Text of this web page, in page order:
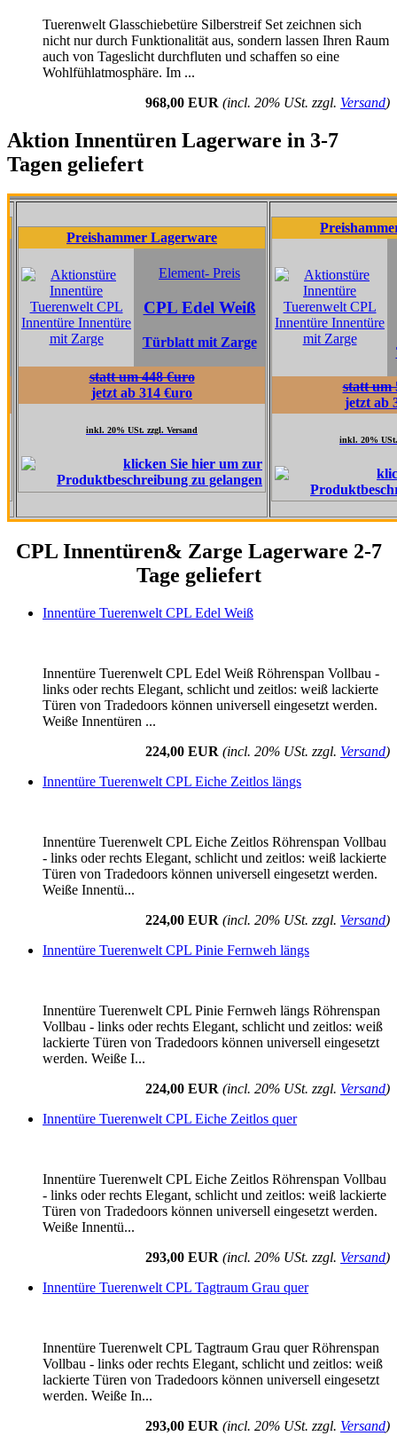
Tuerenwelt Glasschiebetüre Silberstreif Set zeichnen sich
nicht nur durch Funktionalität aus, sondern lassen Ihren Raum
auch von Tageslicht durchfluten und schaffen so eine
Wohlfühlatmosphäre. Im ...
968,00 EUR (incl. 20% USt. zzgl. Versand)
Aktion Innentüren Lagerware in 3-7
Tagen geliefert
Preishammer Lagerware
Element- Preis
CPL Edel Weiß
Türblatt mit Zarge
statt um 448 €uro
jetzt ab 314 €uro
inkl. 20% USt. zzgl. Versand
Preishammer
CPL
Türblatt
statt um 517 €uro
jetzt ab 362 €uro
inkl. 20% USt. zzgl. Versand
CPL Innentüren& Zarge Lagerware 2-7
Tage geliefert
Innentüre Tuerenwelt CPL Edel Weiß
Innentüre Tuerenwelt CPL Edel Weiß Röhrenspan Vollbau -
links oder rechts Elegant, schlicht und zeitlos: weiß lackierte
Türen von Tradedoors können universell eingesetzt werden.
Weiße Innentüren ...
224,00 EUR (incl. 20% USt. zzgl. Versand)
Innentüre Tuerenwelt CPL Eiche Zeitlos längs
Innentüre Tuerenwelt CPL Eiche Zeitlos Röhrenspan Vollbau
- links oder rechts Elegant, schlicht und zeitlos: weiß lackierte
Türen von Tradedoors können universell eingesetzt werden.
Weiße Innentü...
224,00 EUR (incl. 20% USt. zzgl. Versand)
Innentüre Tuerenwelt CPL Pinie Fernweh längs
Innentüre Tuerenwelt CPL Pinie Fernweh längs Röhrenspan
Vollbau - links oder rechts Elegant, schlicht und zeitlos: weiß
lackierte Türen von Tradedoors können universell eingesetzt
werden. Weiße I...
224,00 EUR (incl. 20% USt. zzgl. Versand)
Innentüre Tuerenwelt CPL Eiche Zeitlos quer
Innentüre Tuerenwelt CPL Eiche Zeitlos Röhrenspan Vollbau
- links oder rechts Elegant, schlicht und zeitlos: weiß lackierte
Türen von Tradedoors können universell eingesetzt werden.
Weiße Innentü...
293,00 EUR (incl. 20% USt. zzgl. Versand)
Innentüre Tuerenwelt CPL Tagtraum Grau quer
Innentüre Tuerenwelt CPL Tagtraum Grau quer Röhrenspan
Vollbau - links oder rechts Elegant, schlicht und zeitlos: weiß
lackierte Türen von Tradedoors können universell eingesetzt
werden. Weiße In...
293,00 EUR (incl. 20% USt. zzgl. Versand)